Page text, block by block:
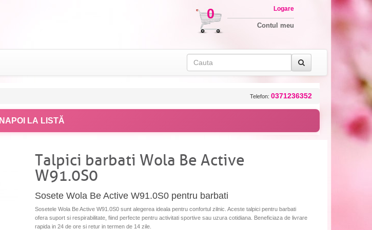
0 Logare
Contul meu
Telefon: 0371236352
ÎNAPOI LA LISTĂ
Talpici barbati Wola Be Active
W91.0S0
Sosete Wola Be Active W91.0S0 pentru barbati
Sosetele Wola Be Active W91.0S0 sunt alegerea ideala pentru confortul zilnic. Aceste talpici pentru barbati
ofera suport si respirabilitate, fiind perfecte pentru activitati sportive sau uzura cotidiana. Beneficiaza de livrare
rapida in 24 de ore si retur in termen de 14 zile.